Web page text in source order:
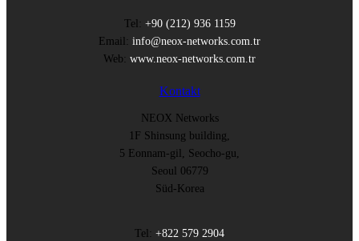
Tel: +90 (212) 936 1159
Email: info@neox-networks.com.tr
Web: www.neox-networks.com.tr
Kontakt
NEOX Networks
1F Shinsung building,
5 Eonnam-gil, Seocho-gu,
Seoul 06779
Süd-Korea
Tel: +822 579 2904